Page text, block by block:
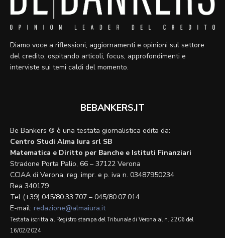
Diamo voce a riflessioni, aggiornamenti e opinioni sul settore
del credito, ospitando articoli, focus, approfondimenti e
interviste sui temi caldi del momento.
BEBANKERS.IT
Be Bankers ® è una testata giornalistica edita da:
Centro Studi Alma Iura srl SB
Matematica e Diritto per Banche e Istituti Finanziari
Stradone Porta Palio, 66 – 37122 Verona
CCIAA di Verona, reg. impr. e p. iva n. 03487950234
Rea 340179
Tel (+39) 045/80.33.707 – 045/80.07.014
E-mail: redazione@almaiura.it
Testata iscritta al Registro stampa del Tribunale di Verona al n. 2206 del
16/02/2024